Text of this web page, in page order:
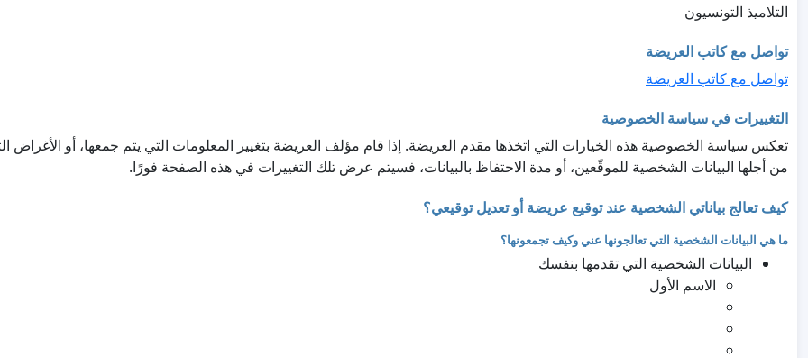
التلاميذ التونسيون
تواصل مع كاتب العريضة
تواصل مع كاتب العريضة
التغييرات في سياسة الخصوصية
تعكس سياسة الخصوصية هذه الخيارات التي اتخذها مقدم العريضة. إذا قام مؤلف العريضة بتغيير المعلومات التي يتم جمعها، أو الأغراض
من أجلها البيانات الشخصية للموقّعين، أو مدة الاحتفاظ بالبيانات، فسيتم عرض تلك التغييرات في هذه الصفحة فورًا.
كيف تعالج بياناتي الشخصية عند توقيع عريضة أو تعديل توقيعي؟
ما هي البيانات الشخصية التي تعالجونها عني وكيف تجمعونها؟
البيانات الشخصية التي تقدمها بنفسك
الاسم الأول